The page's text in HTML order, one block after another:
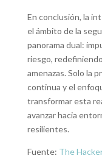
En conclusión, la
el ámbito de la
panorama dual:
riesgo,
amenazas. Solo la
continua y el
transformar esta
avanzar hacia
resilientes.
Fuente: The